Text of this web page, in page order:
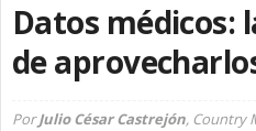
Datos médicos:
de
PorJulio César Castrejón, Country